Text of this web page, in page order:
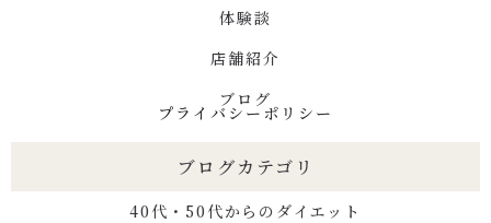
体験談
店舗紹介
ブログ
プライバシーポリシー
ブログカテゴリ
40代・50代からのダイエット